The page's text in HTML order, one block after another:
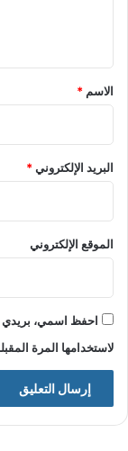
*
الاسم *
البريد الإلكتروني*
الموقع الإلكتروني
احفظ اسمي، بريدي
لاستخدامها المرة